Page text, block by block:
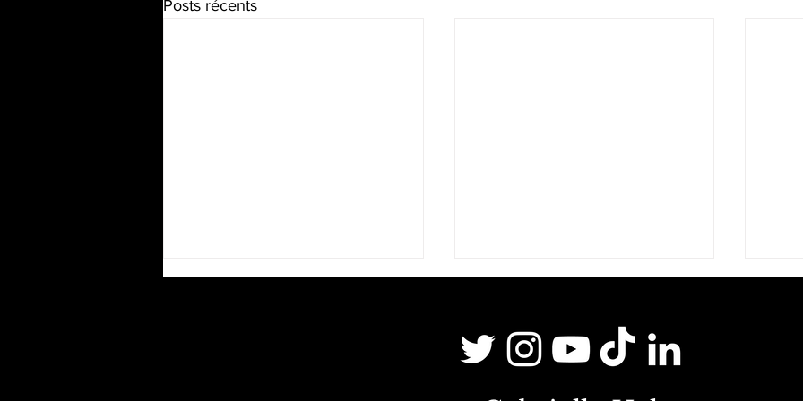
Posts récents